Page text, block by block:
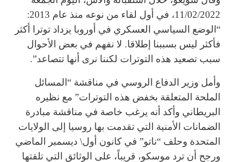
11/02/2022، في أول لقاء من نوعه منذ عام 2013:
“الوضع السياسي العسكري في أوروبا يزداد توترا أكثر
فأكثر ليس بسببنا إطلاقا. لا نفهم في بعض الأحوال
سبب تصعيد هذه التوترات لكننا نرى أنها تتصاعد”.
وأمل وزير الدفاع الروسي في مناقشة “المسائل
الملحة المتعلقة بخفض هذه التوترات” مع نظيره
البريطاني وأكد أنه يرغب خاصة في مناقشة مبادرة
الضمانات الأمنية التي تقدمت بها روسيا إلى الولايات
المتحدة وحلف “ناتو” في كانون أول\ ديسمبر الماضي
ورجح أن ترد موسكو، قريباً، على الوثائق التي تلقتها